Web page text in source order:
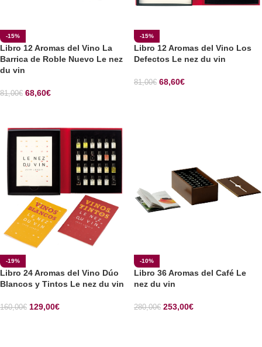
-15%
Libro 12 Aromas del Vino La
Barrica de Roble Nuevo Le nez
du vin
81,00€ 68,60€
-15%
Libro 12 Aromas del Vino Los
Defectos Le nez du vin
81,00€ 68,60€
-19%
Libro 24 Aromas del Vino Dúo
Blancos y Tintos Le nez du vin
160,00€ 129,00€
-10%
Libro 36 Aromas del Café Le
nez du vin
280,00€ 253,00€